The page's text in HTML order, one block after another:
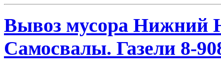
Вывоз мусора Нижний
Самосвалы. Газели 8-